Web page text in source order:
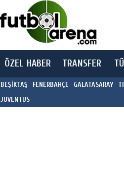
ÖZEL HABER TRANSFER
BEŞİKTAŞ FENERBAHÇE GALATASARAY
JUVENTUS